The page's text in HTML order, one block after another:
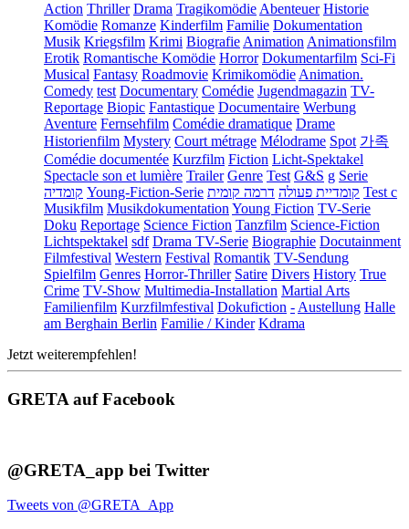
Action Thriller Drama Tragikomödie Abenteuer Historie
Komödie Romanze Kinderfilm Familie Dokumentation
Musik Kriegsfilm Krimi Biografie Animation Animationsfilm
Erotik Romantische Komödie Horror Dokumentarfilm Sci-Fi
Musical Fantasy Roadmovie Krimikomödie Animation.
Comedy test Documentary Comédie Jugendmagazin TV-
Reportage Biopic Fantastique Documentaire Werbung
Aventure Fernsehfilm Comédie dramatique Drame
Historienfilm Mystery Court métrage Mélodrame Spot 가족
Comédie documentée Kurzfilm Fiction Licht-Spektakel
Spectacle son et lumière Trailer Genre Test G&S g Serie
קומדיה Young-Fiction-Serie קומדיית פעולה דרמה קומית
Test c
Musikfilm Musikdokumentation Young Fiction TV-Serie
Doku Reportage Science Fiction Tanzfilm Science-Fiction
Lichtspektakel sdf Drama TV-Serie Biographie Docutainment
Filmfestival Western Festival Romantik TV-Sendung
Spielfilm Genres Horror-Thriller Satire Divers History True
Crime TV-Show Multimedia-Installation Martial Arts
Familienfilm Kurzfilmfestival Dokufiction - Austellung Halle
am Berghain Berlin Familie / Kinder Kdrama
Jetzt weiterempfehlen!
GRETA auf Facebook
@GRETA_app bei Twitter
Tweets von @GRETA_App